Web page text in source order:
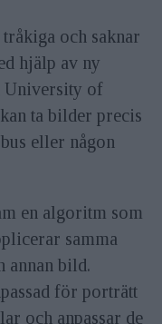
och saknar
hjälp av ny
University of
ta bilder precis
eller någon
en algoritm som
samma
annan bild.
för porträtt
och anpassar de